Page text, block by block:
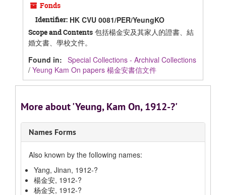
Fonds
Identifier: HK CVU 0081/PER/YeungKO
Scope and Contents 包括楊金安及其家人的證書、結
婚文書、學校文件。
Found in: Special Collections - Archival Collections
/ Yeung Kam On papers 楊金安書信文件
More about 'Yeung, Kam On, 1912-?'
Names Forms
Also known by the following names:
Yang, Jinan, 1912-?
楊金安, 1912-?
杨金安, 1912-?